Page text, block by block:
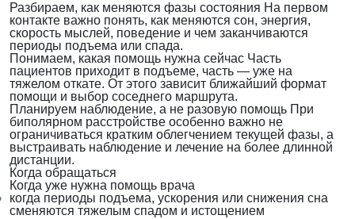
Разбираем, как меняются фазы состояния На первом
контакте важно понять, как меняются сон, энергия,
скорость мыслей, поведение и чем заканчиваются
периоды подъема или спада.
Понимаем, какая помощь нужна сейчас Часть
пациентов приходит в подъеме, часть — уже на
тяжелом откате. От этого зависит ближайший формат
помощи и выбор соседнего маршрута.
Планируем наблюдение, а не разовую помощь При
биполярном расстройстве особенно важно не
ограничиваться кратким облегчением текущей фазы, а
выстраивать наблюдение и лечение на более длинной
дистанции.
Когда обращаться
Когда уже нужна помощь врача
когда периоды подъема, ускорения или снижения сна
сменяются тяжелым спадом и истощением